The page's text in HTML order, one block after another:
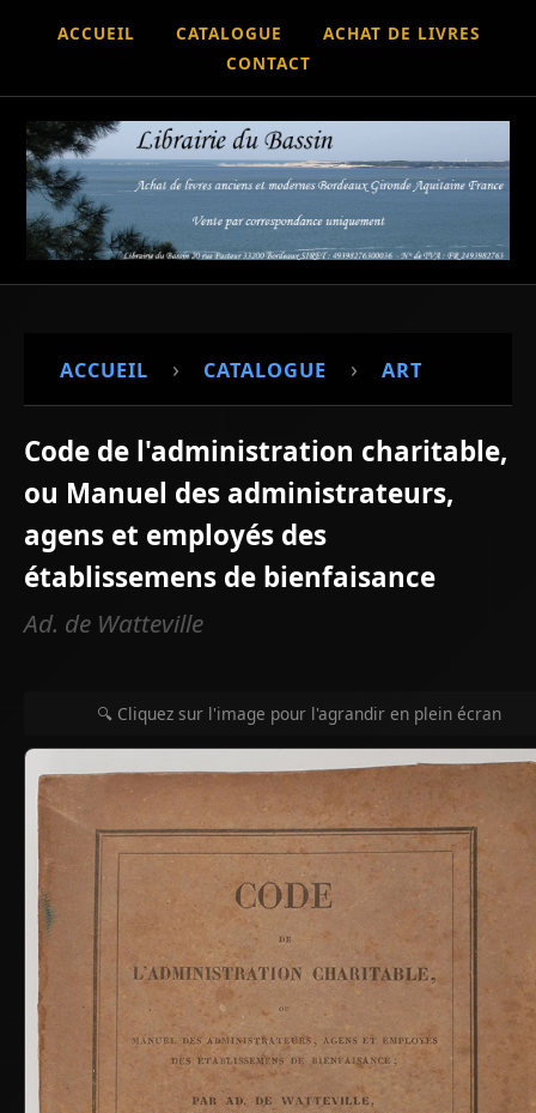
ACCUEIL CATALOGUE
ACHAT DE LIVRES
CONTACT
ACCUEIL › CATALOGUE › ART
Code de l'administration charitable,
ou Manuel des administrateurs,
agens et employés des
établissemens de bienfaisance
Ad. de Watteville
🔍 Cliquez sur l'image pour l'agrandir en plein écran